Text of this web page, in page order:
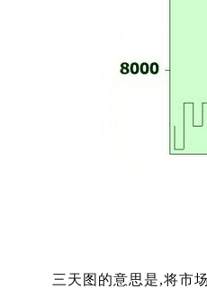
三天图的意思是,将市场